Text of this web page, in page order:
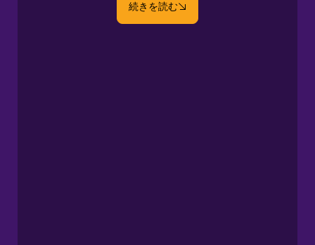
続きを読む